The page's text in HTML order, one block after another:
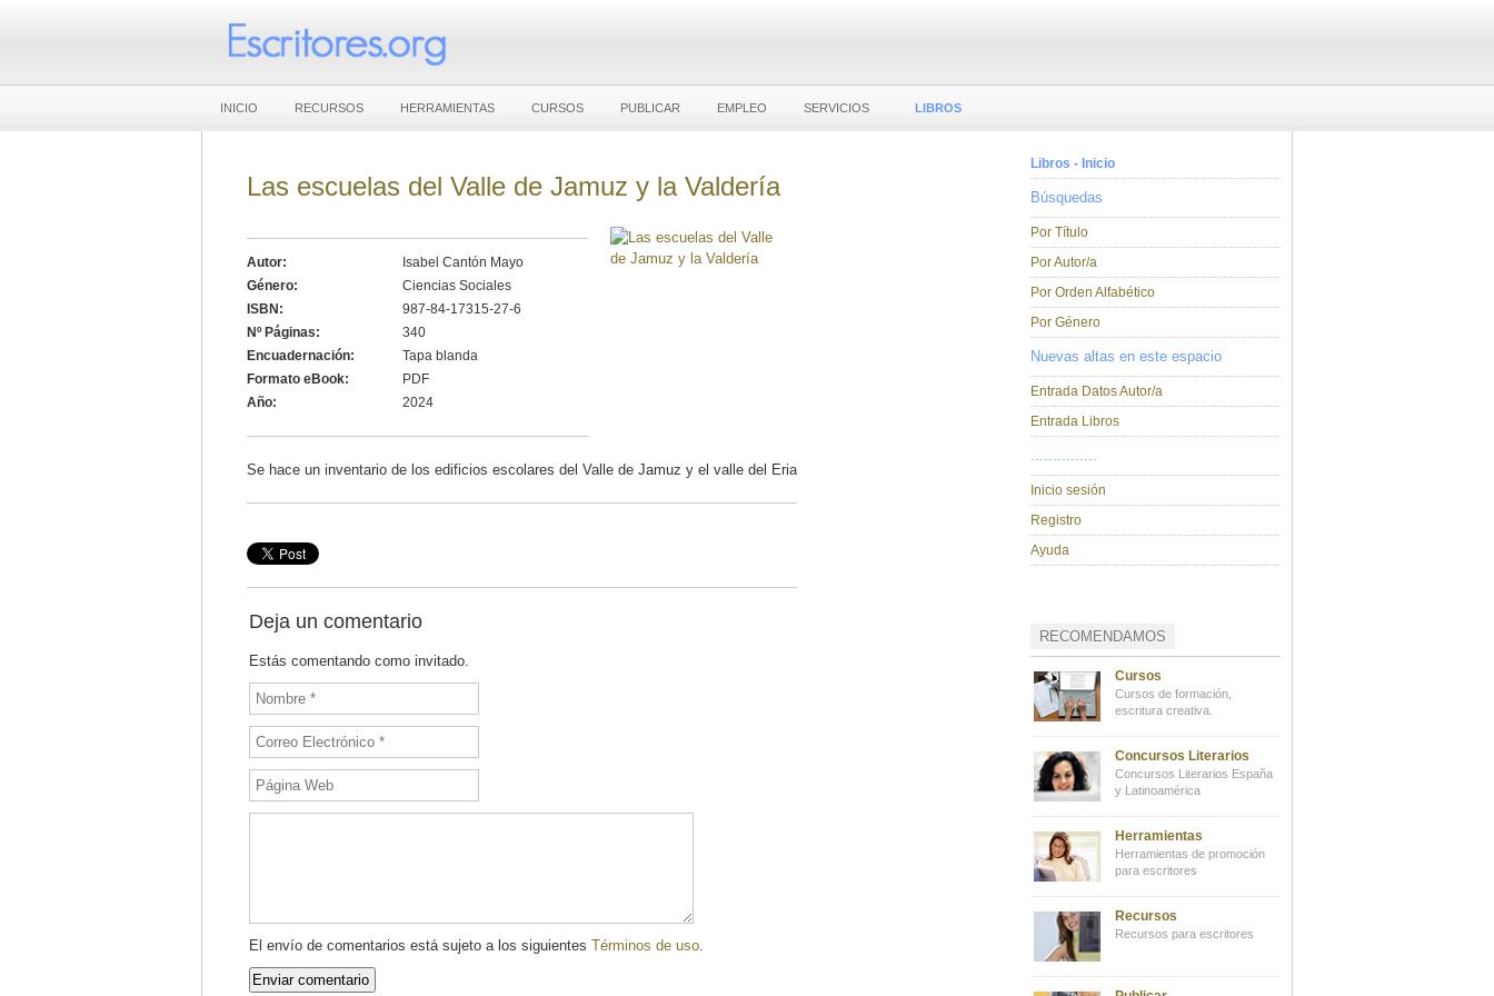
INICIO RECURSOS HERRAMIENTAS CURSOS PUBLICAR EMPLEO SERVICIOS LIBROS
Las escuelas del Valle de Jamuz y la Valdería
Autor:
Isabel Cantón Mayo
Género:
Ciencias Sociales
ISBN:
987-84-17315-27-6
Nº Páginas:
340
Encuadernación:
Tapa blanda
Formato eBook:
PDF
Año:
2024
Se hace un inventario de los edificios escolares del Valle de Jamuz y el valle del Eria
Deja un comentario
Estás comentando como invitado.
El envío de comentarios está sujeto a los siguientes Términos de uso.
Libros - Inicio
Búsquedas
Por Título
Por Autor/a
Por Orden Alfabético
Por Género
Nuevas altas en este espacio
Entrada Datos Autor/a
Entrada Libros
...............
Inicio sesión
Registro
Ayuda
RECOMENDAMOS
Cursos
Cursos de formación,
escritura creativa.
Concursos Literarios
Concursos Literarios España
y Latinoamérica
Herramientas
Herramientas de promoción
para escritores
Recursos
Recursos para escritores